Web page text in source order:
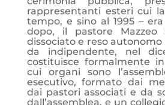
rappresentanti esteri cui
tempo, e sino al 1995 –
dopo, il pastore Mazzeo
dissociato e reso autonomo
da indipendente, nel
costituisce formalmente
cui organi sono
esecutivo, formato dai
dai pastori associati e da
dall’assemblea, e un